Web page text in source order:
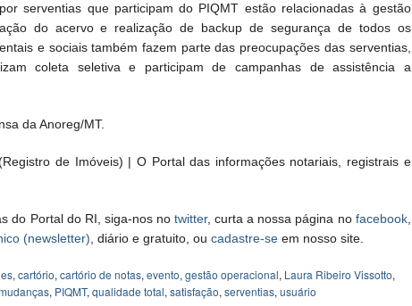
serventias que participam do PIQMT estão relacionadas à gestão
do acervo e realização de backup de segurança de todos os
e sociais também fazem parte das preocupações das serventias,
coleta seletiva e participam de campanhas de assistência a
da Anoreg/MT.
de Imóveis) | O Portal das informações notariais, registrais e
do Portal do RI, siga-nos notwitter, curta a nossa página no facebook,
(newsletter) , diário e gratuito, ou cadastre-se em nosso site.
, cartório, cartório de notas, evento, gestão operacional, Laura Ribeiro Vissotto,
, PIQMT, qualidade total, satisfação, serventias, usuário